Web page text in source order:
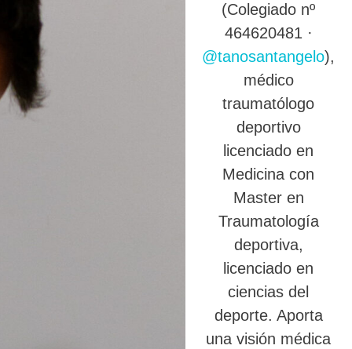
(Colegiado nº
464620481 ·
@tanosantangelo),
médico
traumatólogo
deportivo
licenciado en
Medicina con
Master en
Traumatología
deportiva,
licenciado en
ciencias del
deporte. Aporta
una visión médica